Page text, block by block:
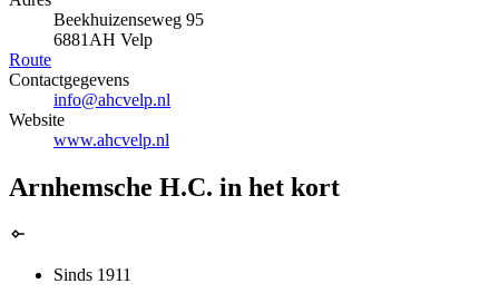
Beekhuizenseweg 95
6881AH Velp
Route
Contactgegevens
info@ahcvelp.nl
Website
www.ahcvelp.nl
Arnhemsche H.C. in het kort
Sinds 1911